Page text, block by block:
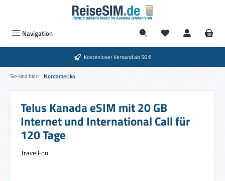
Zum Hauptinhalt springen
Navigation Du hast 0
Kostenloser Versand ab 50 €
Sie sind hier: Nordamerika
Telus Kanada eSIM mit 20 GB
Internet und International Call für
120 Tage
TravelFon